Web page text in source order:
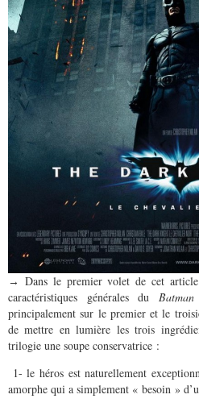
→ Dans le premier volet de cet
caractéristiques générales du Batman
principalement sur le premier et le
de mettre en lumière les trois
trilogie une soupe conservatrice :
1- le héros est naturellement
amorphe qui a simplement « besoin »